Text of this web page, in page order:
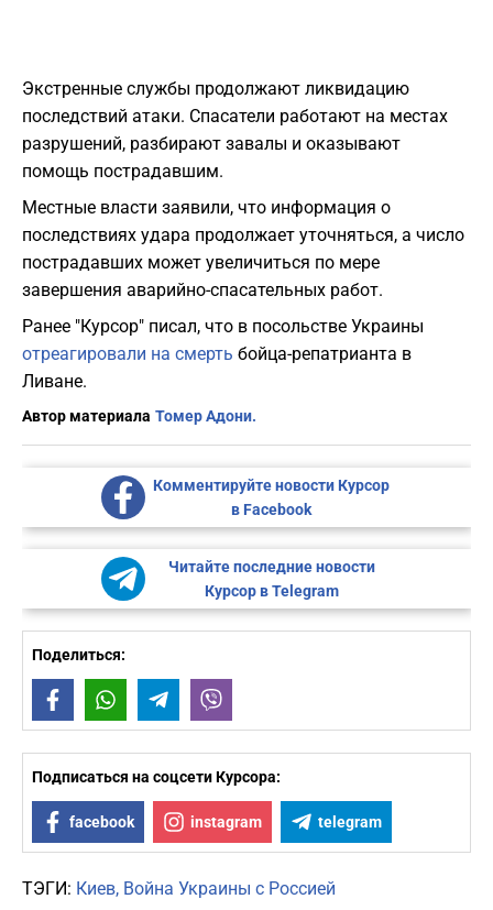
Экстренные службы продолжают ликвидацию
последствий атаки. Спасатели работают на местах
разрушений, разбирают завалы и оказывают
помощь пострадавшим.
Местные власти заявили, что информация о
последствиях удара продолжает уточняться, а число
пострадавших может увеличиться по мере
завершения аварийно-спасательных работ.
Ранее "Курсор" писал, что в посольстве Украины
отреагировали на смерть бойца-репатрианта в
Ливане.
Автор материала Томер Адони.
Комментируйте новости Курсор
в Facebook
Читайте последние новости
Курсор в Telegram
Поделиться:
FacebookWhatsAppTelegram
Подписаться на соцсети Курсора:
facebook instagram telegram
ТЭГИ: Киев Война Украины с Россией